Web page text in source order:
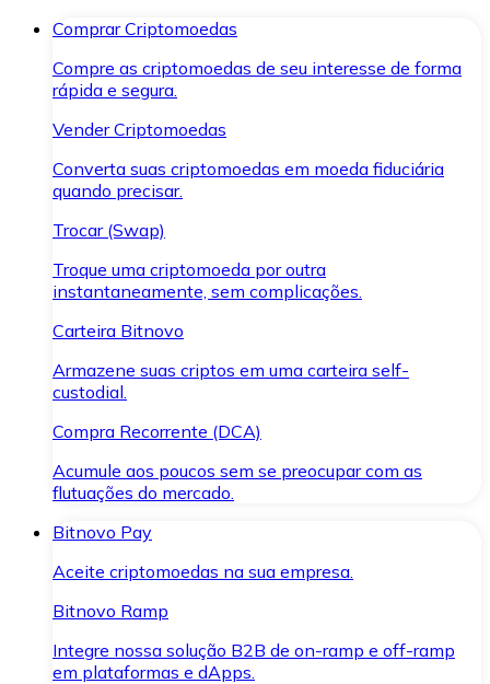
Comprar Criptomoedas
Compre as criptomoedas de seu interesse de forma
rápida e segura.
Vender Criptomoedas
Converta suas criptomoedas em moeda fiduciária
quando precisar.
Trocar (Swap)
Troque uma criptomoeda por outra
instantaneamente, sem complicações.
Carteira Bitnovo
Armazene suas criptos em uma carteira self-
custodial.
Compra Recorrente (DCA)
Acumule aos poucos sem se preocupar com as
flutuações do mercado.
Bitnovo Pay
Aceite criptomoedas na sua empresa.
Bitnovo Ramp
Integre nossa solução B2B de on-ramp e off-ramp
em plataformas e dApps.